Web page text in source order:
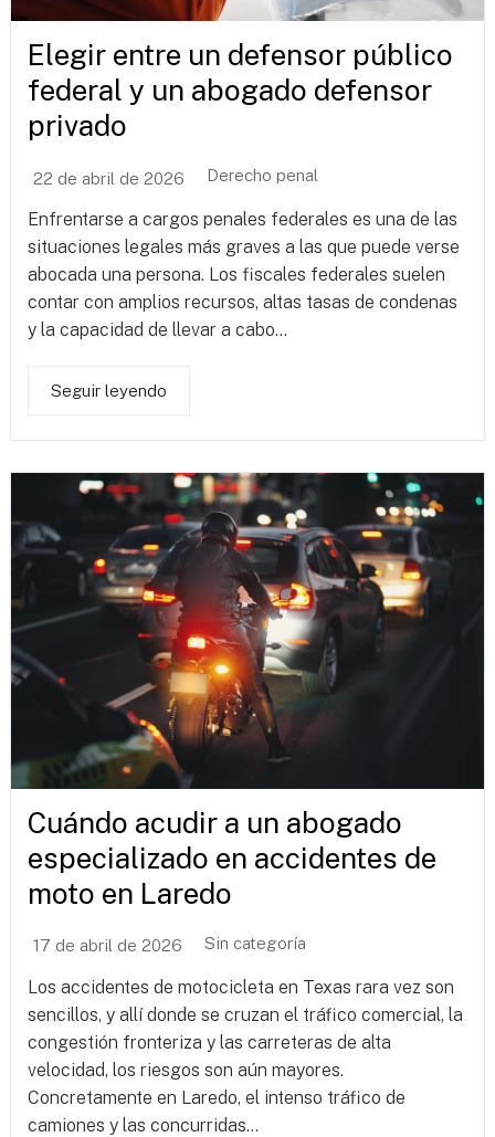
Elegir entre un defensor público
federal y un abogado defensor
privado
22 de abril de 2026 Derecho penal
Enfrentarse a cargos penales federales es una de las
situaciones legales más graves a las que puede verse
abocada una persona. Los fiscales federales suelen
contar con amplios recursos, altas tasas de condenas
y la capacidad de llevar a cabo...
Seguir leyendo
Cuándo acudir a un abogado
especializado en accidentes de
moto en Laredo
17 de abril de 2026 Sin categoría
Los accidentes de motocicleta en Texas rara vez son
sencillos, y allí donde se cruzan el tráfico comercial, la
congestión fronteriza y las carreteras de alta
velocidad, los riesgos son aún mayores.
Concretamente en Laredo, el intenso tráfico de
camiones y las concurridas...